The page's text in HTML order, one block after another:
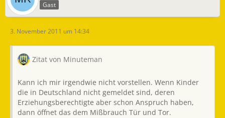
Gast
3. November 2011 um 14:34
Zitat von Minuteman
Kann ich mir irgendwie nicht vorstellen. Wenn Kinder
die in Deutschland nicht gemeldet sind, deren
Erziehungsberechtigte aber schon Anspruch haben,
dann öffnet das dem Mißbrauch Tür und Tor.